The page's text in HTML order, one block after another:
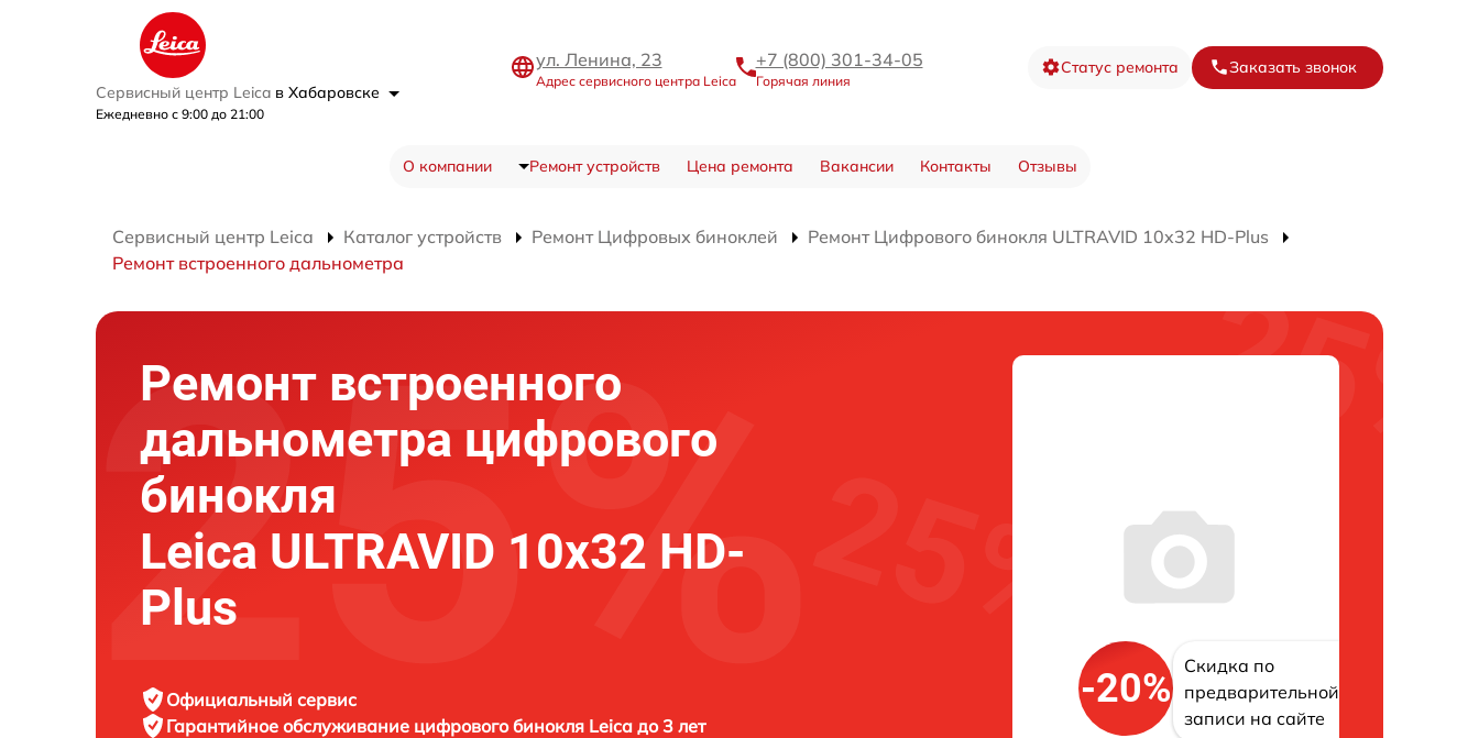
Сервисный центр Leica в Хабаровске
Ежедневно с 9:00 до 21:00
ул. Ленина, 23
Адрес сервисного центра Leica
+7 (800) 301-34-05
Горячая линия
Статус ремонта Заказать звонок
О компании Ремонт устройств Цена ремонта Вакансии Контакты Отзывы
Сервисный центр Leica Каталог устройств Ремонт Цифровых биноклей
Ремонт Цифрового бинокля ULTRAVID 10x32 HD-Plus
Ремонт встроенного дальнометра
Ремонт встроенного
дальнометра цифрового
бинокля
Leica ULTRAVID 10x32 HD-
Plus
Официальный сервис
Гарантийное обслуживание цифрового бинокля Leica до 3 лет
-20%
Скидка по
предварительной
записи на сайте